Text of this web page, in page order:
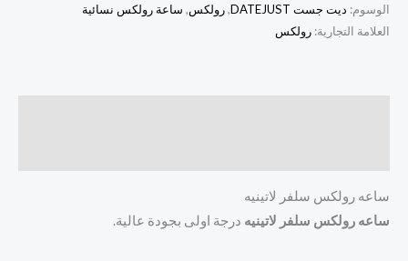
الوسوم: ديت جست DATEJUST ,رولكس, ساعة رولكس نسائية
العلامة التجارية: رولكس
ساعه رولكس سلفر لاتينيه
ساعه رولكس سلفر لاتينيه درجة اولى بجودة عالية.